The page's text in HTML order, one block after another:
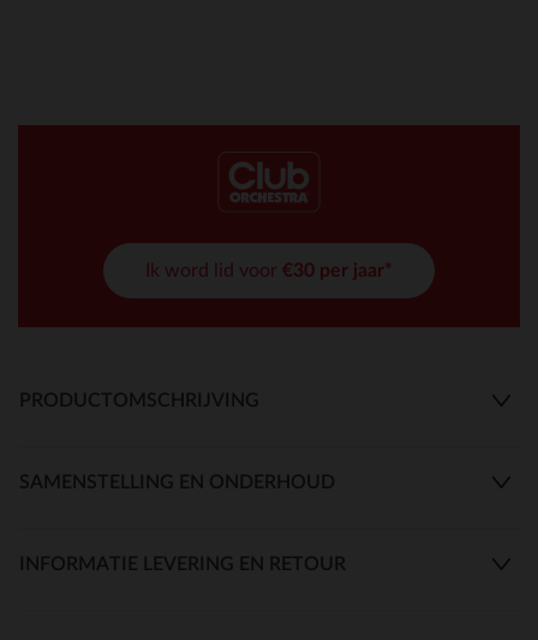
Ik word lid voor €30 per jaar*
PRODUCTOMSCHRIJVING
SAMENSTELLING EN ONDERHOUD
INFORMATIE LEVERING EN RETOUR